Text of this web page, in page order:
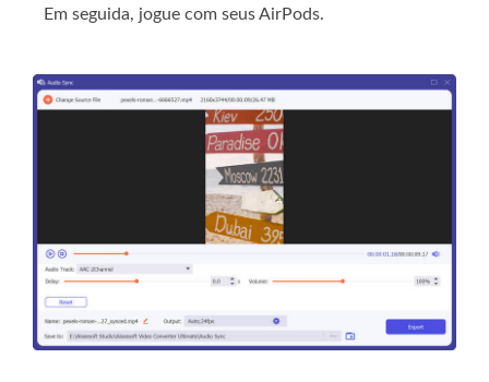
Em seguida, jogue com seus AirPods.